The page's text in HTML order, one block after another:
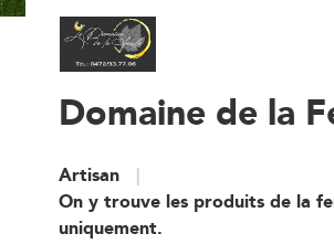
Domaine de la
Artisan
On y trouve les produits de la
uniquement.